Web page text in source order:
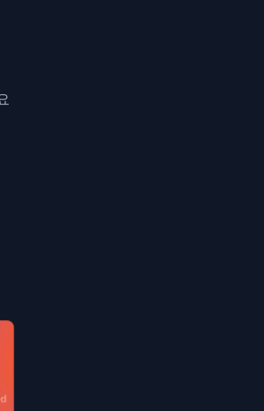
HONG KONG-HONG KONG,2017-03-